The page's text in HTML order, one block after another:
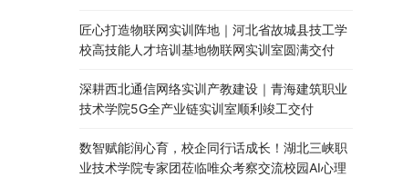
匠心打造物联网实训阵地｜河北省故城县技工学
校高技能人才培训基地物联网实训室圆满交付
深耕西北通信网络实训产教建设｜青海建筑职业
技术学院5G全产业链实训室顺利竣工交付
数智赋能润心育，校企同行话成长！湖北三峡职
业技术学院专家团莅临唯众考察交流校园AI心理